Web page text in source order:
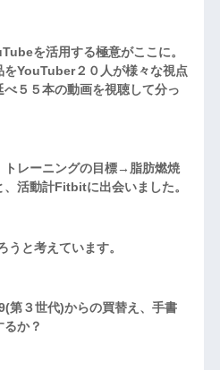
を活用する極意がここに。
をYouTuber２０人が様々な視点
べ５５本の動画を視聴して分っ
トレーニングの目標→脂肪燃焼
、活動計Fitbitに出会いました。
うと考えています。
第３世代)からの買替え、手書
るか？